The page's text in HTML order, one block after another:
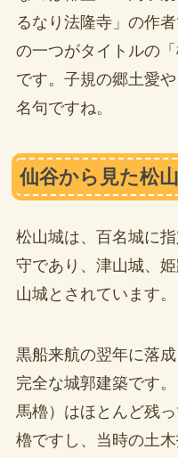
るなり法隆寺」の作
の一つがタイトルの
です。子規の郷土愛
名句ですね。
仙谷から見た松
松山城は、百名城に
守であり、津山城、
山城とされています。
黒船来航の翌年に落
完全な城郭建築です
馬櫓）はほとんど残
櫓ですし、当時の土